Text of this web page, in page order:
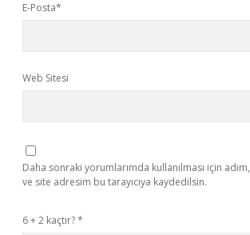
E-Posta*
Web Sitesi
Daha sonraki yorumlarımda kullanılması için
ve site adresim bu tarayıcıya kaydedilsin.
6 + 2 kaçtır?*